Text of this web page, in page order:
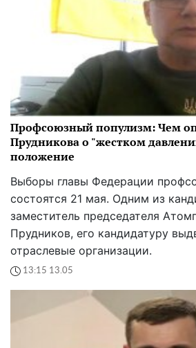
Профсоюзный популизм: Чем
Прудникова о "жестком
положение
Выборы главы Федерации
состоятся 21 мая. Одним из
заместитель председателя
Прудников, его кандидатуру
отраслевые организации.
13:15 13.05